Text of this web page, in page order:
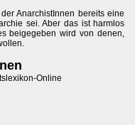
AnarchistInnen bereits eine
sei. Aber das ist harmlos
beigegeben wird von denen,
Online